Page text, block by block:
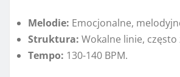
Melodie: Emocjonalne,
Struktura: Wokalne linie,
Tempo: 130-140 BPM.